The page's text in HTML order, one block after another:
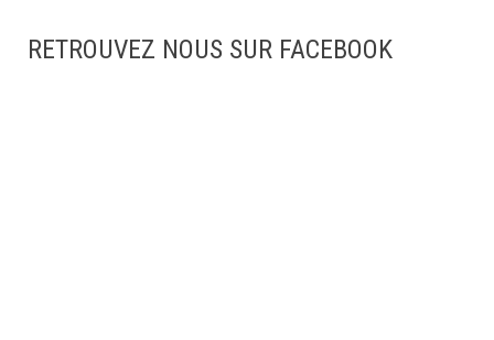
RETROUVEZ NOUS SUR FACEBOOK